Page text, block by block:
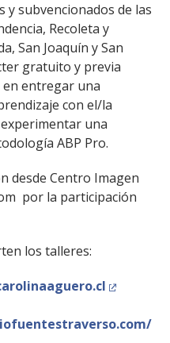
y subvencionados de las
Recoleta y
San Joaquín y San
gratuito y previa
en entregar una
con el/la
una
ABP Pro.
desde Centro Imagen
por la participación
los talleres: